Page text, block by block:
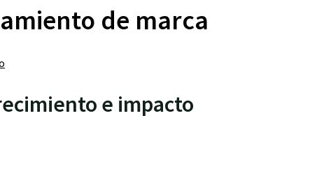
de marca
e impacto